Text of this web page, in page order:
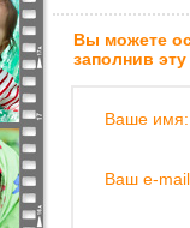
Вы можете
заполнив
Ваше имя:
Ваш e-